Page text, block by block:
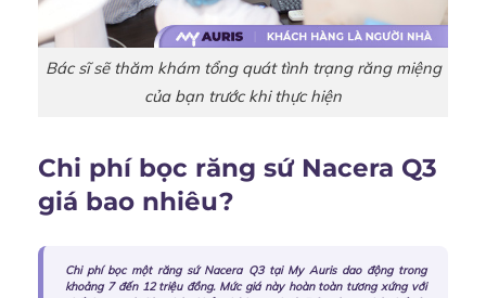
Bác sĩ sẽ thăm khám tổng quát tình trạng răng miệng
của bạn trước khi thực hiện
Chi phí bọc răng sứ Nacera Q3
giá bao nhiêu?
Chi phí bọc một răng sứ Nacera Q3 tại My Auris dao động trong
khoảng 7 đến 12 triệu đồng. Mức giá này hoàn toàn tương xứng với